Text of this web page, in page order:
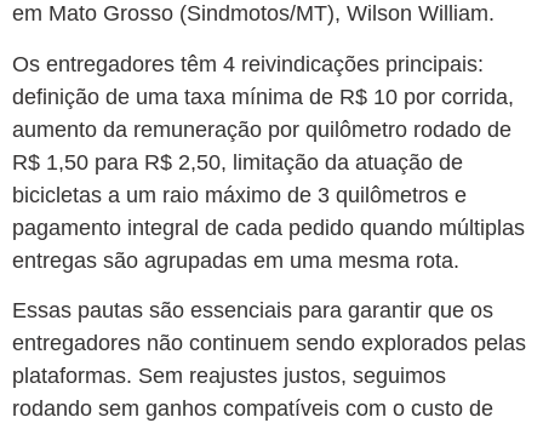
em Mato Grosso (Sindmotos/MT), Wilson William.
Os entregadores têm 4 reivindicações principais:
definição de uma taxa mínima de R$ 10 por corrida,
aumento da remuneração por quilômetro rodado de
R$ 1,50 para R$ 2,50, limitação da atuação de
bicicletas a um raio máximo de 3 quilômetros e
pagamento integral de cada pedido quando múltiplas
entregas são agrupadas em uma mesma rota.
Essas pautas são essenciais para garantir que os
entregadores não continuem sendo explorados pelas
plataformas. Sem reajustes justos, seguimos
rodando sem ganhos compatíveis com o custo de